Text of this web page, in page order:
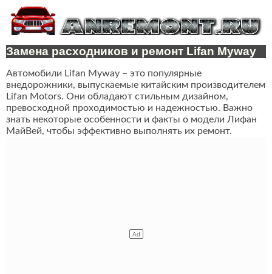
Замена расходников и ремонт Lifan Myway
Автомобили Lifan Myway – это популярные
внедорожники, выпускаемые китайским производителем
Lifan Motors. Они обладают стильным дизайном,
превосходной проходимостью и надежностью. Важно
знать некоторые особенности и факты о модели Лифан
МайВей, чтобы эффективно выполнять их ремонт.